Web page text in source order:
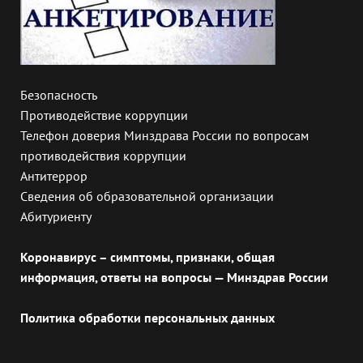
Безопасность
Противодействие коррупции
Телефон доверия Минздрава России по вопросам
противодействия коррупции
Антитеррор
Сведения об образовательной организации
Абитуриенту
Коронавирус – симптомы, признаки, общая
информация, ответы на вопросы — Минздрав России
Политика обработки персональных данных